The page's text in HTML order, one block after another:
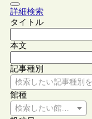
詳細検索
タイトル
本文
記事種別
検索したい記事種別
館種
検索したい館種を選択